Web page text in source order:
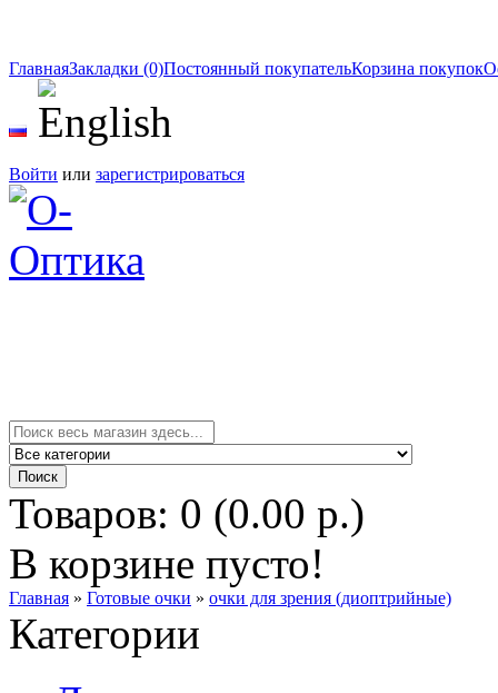
ГлавнаяЗакладки (0)Постоянный покупательКорзина покупок
Войти или зарегистрироваться
Товаров: 0 (0.00 р.)
В корзине пусто!
Главная » Готовые очки » очки для зрения (диоптрийные)
Категории